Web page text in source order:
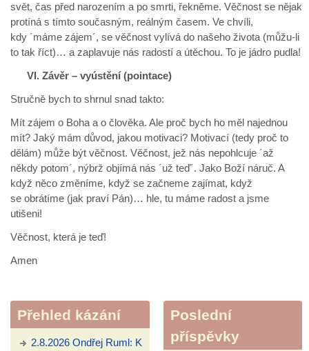
svět, čas před narozením a po smrti, řekněme. Věčnost se nějak
protíná s tímto současným, reálným časem. Ve chvíli,
kdy ´máme zájem´, se věčnost vylívá do našeho života (můžu-li
to tak říct)… a zaplavuje nás radostí a útěchou. To je jádro pudla!
VI. Závěr – vyústění (pointace)
Stručně bych to shrnul snad takto:
Mít zájem o Boha a o člověka. Ale proč bych ho měl najednou
mít? Jaký mám důvod, jakou motivaci? Motivací (tedy proč to
dělám) může být věčnost. Věčnost, jež nás nepohlcuje ´až
někdy potom´, nýbrž objímá nás ´už teď´. Jako Boží náruč. A
když něco změníme, když se začneme zajímat, když
se obrátíme (jak praví Pán)… hle, tu máme radost a jsme
utišeni!
Věčnost, která je teď!
Amen
Přehled kázání
2.8.2026 Ondřej Ruml: K
Poslední
příspěvky